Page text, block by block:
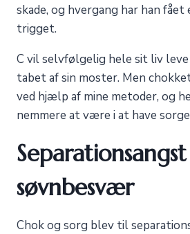
skade, og hvergang har han
trigget.
C vil selvfølgelig hele sit liv
tabet af sin moster. Men
ved hjælp af mine metoder, og
nemmere at være i at have
søvnbesvær
Chok og sorg blev til